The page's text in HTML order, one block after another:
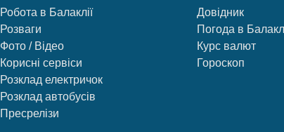
Робота в Балаклії
Розваги
Фото / Відео
Корисні сервіси
Розклад електричок
Розклад автобусів
Пресрелізи
Довідник
Погода в
Курс валют
Гороскоп